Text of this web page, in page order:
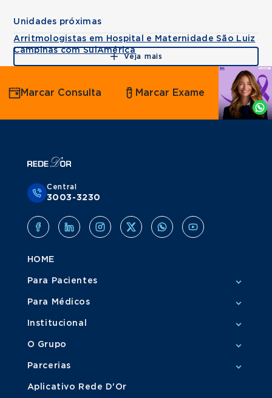
Unidades próximas
Arritmologistas em Hospital e Maternidade São Luiz
Campinas com SulAmérica
Veja mais
Agende
por
Whatsapp
Marcar Consulta Marcar Exame
Central
3003-3230
HOME
Para Pacientes
Para Médicos
Institucional
O Grupo
Parcerias
Aplicativo Rede D'Or